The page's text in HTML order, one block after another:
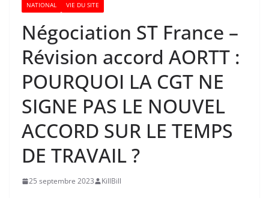
NATIONAL VIE DU SITE
Négociation ST France –
Révision accord AORTT :
POURQUOI LA CGT NE
SIGNE PAS LE NOUVEL
ACCORD SUR LE TEMPS
DE TRAVAIL ?
25 septembre 2023 KillBill